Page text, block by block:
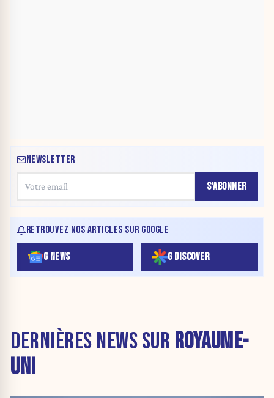
NEWSLETTER
S'ABONNER
RETROUVEZ NOS ARTICLES SUR GOOGLE
G NEWS G DISCOVER
DERNIÈRES NEWS SUR ROYAUME-
UNI